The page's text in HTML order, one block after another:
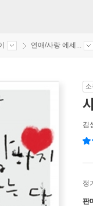
연애/사랑 에세...
김
정
판